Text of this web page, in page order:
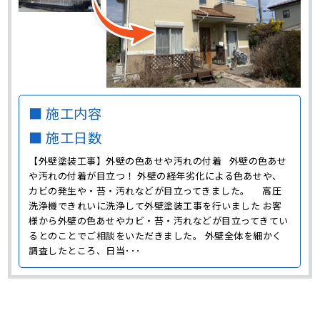
■ 施工内容
■ 施工日数
【外壁塗装工事】外壁の色あせや汚れの付着 外壁の色あせ
や汚れの付着が目立つ！ 外壁の経年劣化による色あせや、
カビの発生や・苔・汚れなどが目立ってきました。 高圧
洗浄機できれいに洗浄して外壁塗装工事を行いました お客
様から外壁の色あせやカビ・苔・汚れなどが目立ってきてい
るとのことでご相談をいただきました。 外壁全体を細かく
調査したところ、日当･･･